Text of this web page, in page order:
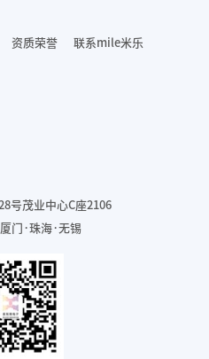
资质荣誉
联系mile米乐
号茂业中心C座2106
门·珠海·无锡